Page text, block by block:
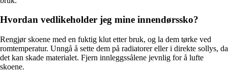
Hvordan vedlikeholder jeg mine innendørssko?
Rengjør skoene med en fuktig klut etter bruk, og la dem tørke ved
romtemperatur. Unngå å sette dem på radiatorer eller i direkte sollys, da
det kan skade materialet. Fjern innleggssålene jevnlig for å lufte
skoene.